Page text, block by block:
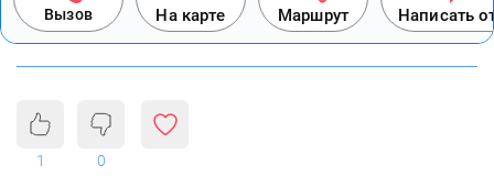
Вызов На карте Маршрут Написать
1 0